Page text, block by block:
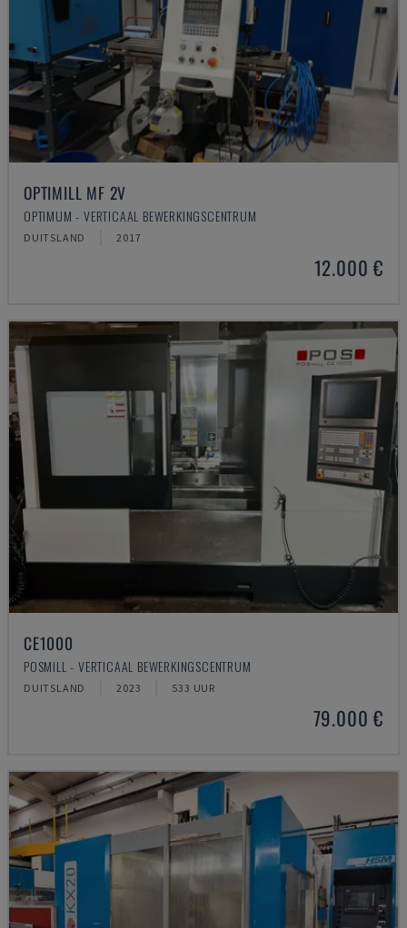
OPTIMILL MF 2V
OPTIMUM - VERTICAAL BEWERKINGSCENTRUM
DUITSLAND 2017
12.000 €
CE1000
POSMILL - VERTICAAL BEWERKINGSCENTRUM
DUITSLAND 2023 533 UUR
79.000 €